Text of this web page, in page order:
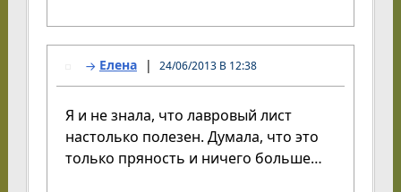
Елена 24/06/2013 В 12:38
Я и не знала, что лавровый лист
настолько полезен. Думала, что это
только пряность и ничего больше…